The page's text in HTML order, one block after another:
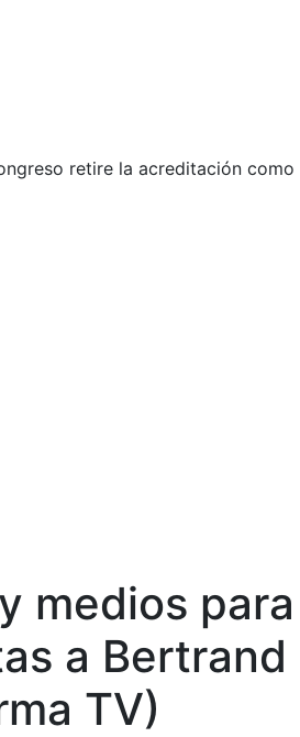
retire la acreditación
medios
a
TV)